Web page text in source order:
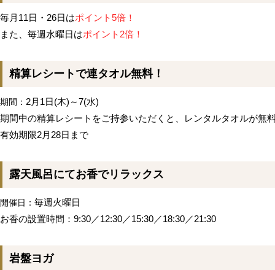
毎月11日・26日はポイント5倍！
また、毎週水曜日はポイント2倍！
精算レシートで連タオル無料！
期間： 2月1日(木)～7(水)
期間中の精算レシートをご持参いただくと、レンタルタオルが無
有効期限2月28日まで
露天風呂にてお香でリラックス
開催日： 毎週火曜日
お香の設置時間：9:30／12:30／15:30／18:30／21:30
岩盤ヨガ